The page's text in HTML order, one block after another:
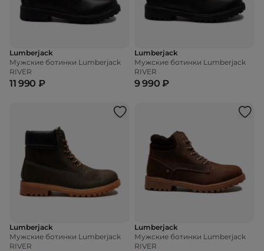
Lumberjack
Мужские ботинки Lumberjack
RIVER
11 990 ₽
Lumberjack
Мужские ботинки Lumberjack
RIVER
9 990 ₽
Lumberjack
Мужские ботинки Lumberjack
RIVER
Lumberjack
Мужские ботинки Lumberjack
RIVER